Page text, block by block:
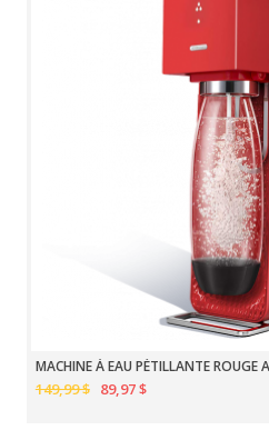
MACHINE À EAU PÉTILLANTE ROUGE
149,99 $ 89,97 $